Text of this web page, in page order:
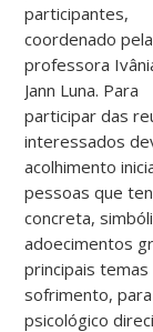
participantes,
coordenado pela
professora
Jann Luna. Para
participar das
interessados
acolhimento
pessoas que
concreta,
adoecimentos
principais
sofrimento,
psicológico